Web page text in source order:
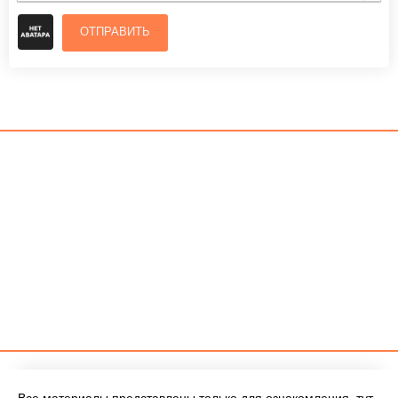
ОТПРАВИТЬ